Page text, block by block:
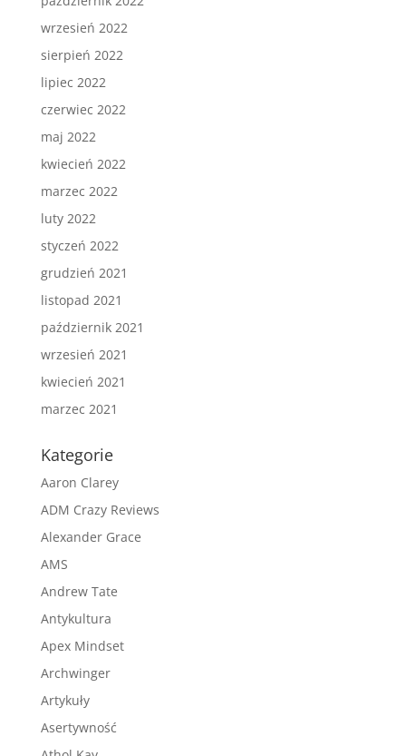
wrzesień 2022
sierpień 2022
lipiec 2022
czerwiec 2022
maj 2022
kwiecień 2022
marzec 2022
luty 2022
styczeń 2022
grudzień 2021
listopad 2021
październik 2021
wrzesień 2021
kwiecień 2021
marzec 2021
Kategorie
Aaron Clarey
ADM Crazy Reviews
Alexander Grace
AMS
Andrew Tate
Antykultura
Apex Mindset
Archwinger
Artykuły
Asertywność